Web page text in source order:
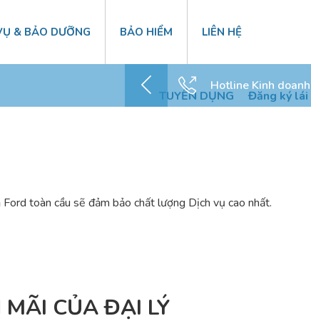
& BẢO DƯỠNG BẢO HIỂM LIÊN HỆ
TUYỂN DỤNG Đăng ký lái
Hotline Kinh
toàn cầu sẽ đảm bảo chất lượng Dịch vụ cao nhất.
MÃI CỦA ĐẠI LÝ